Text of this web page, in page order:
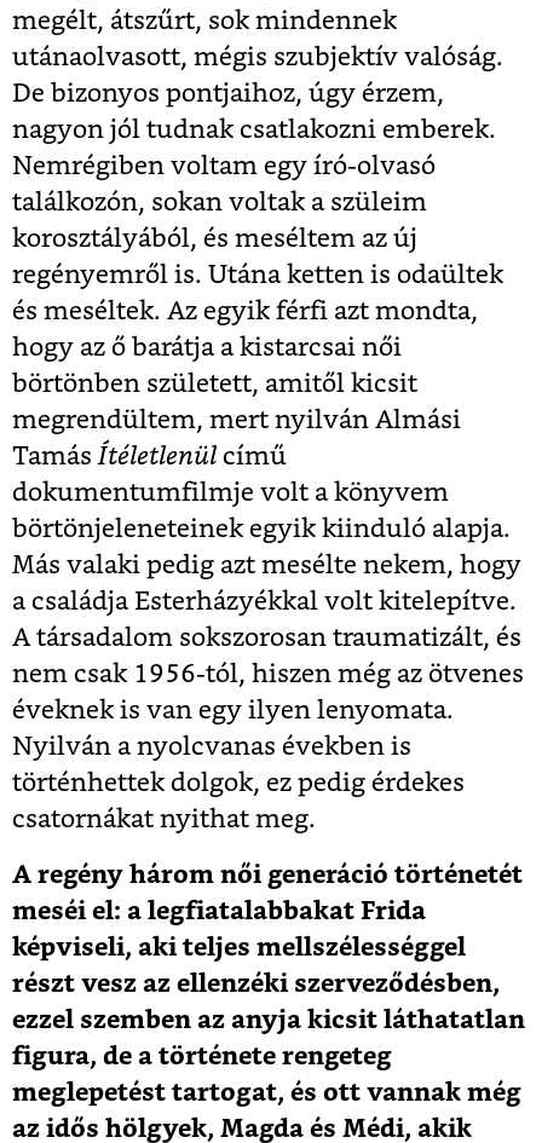
megélt, átszűrt, sok mindennek
utánaolvasott, mégis szubjektív valóság.
De bizonyos pontjaihoz, úgy érzem,
nagyon jól tudnak csatlakozni emberek.
Nemrégiben voltam egy író-olvasó
találkozón, sokan voltak a szüleim
korosztályából, és meséltem az új
regényemről is. Utána ketten is odaültek
és meséltek. Az egyik férfi azt mondta,
hogy az ő barátja a kistarcsai női
börtönben született, amitől kicsit
megrendültem, mert nyilván Almási
Tamás Ítéletlenül című
dokumentumfilmje volt a könyvem
börtönjeleneteinek egyik kiinduló alapja.
Más valaki pedig azt mesélte nekem, hogy
a családja Esterházyékkal volt kitelepítve.
A társadalom sokszorosan traumatizált, és
nem csak 1956-tól, hiszen még az ötvenes
éveknek is van egy ilyen lenyomata.
Nyilván a nyolcvanas években is
történhettek dolgok, ez pedig érdekes
csatornákat nyithat meg.
A regény három női generáció történetét
meséi el: a legfiatalabbakat Frida
képviseli, aki teljes mellszélességgel
részt vesz az ellenzéki szerveződésben,
ezzel szemben az anyja kicsit láthatatlan
figura, de a története rengeteg
meglepetést tartogat, és ott vannak még
az idős hölgyek, Magda és Médi, akik